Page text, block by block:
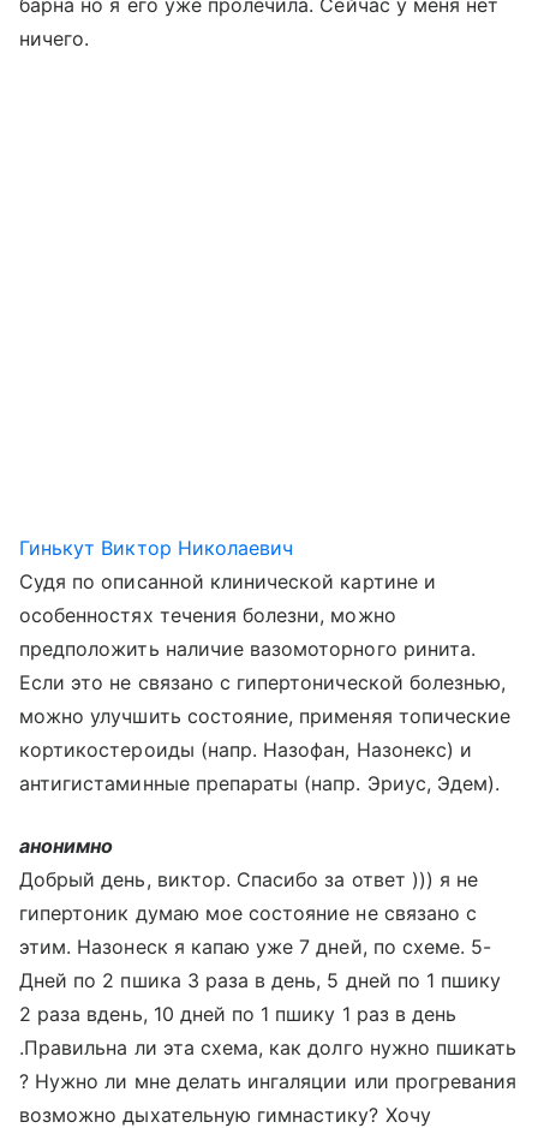
барна но я его уже пролечила. Сейчас у меня нет
ничего.
Гинькут Виктор Николаевич
Судя по описанной клинической картине и
особенностях течения болезни, можно
предположить наличие вазомоторного ринита.
Если это не связано с гипертонической болезнью,
можно улучшить состояние, применяя топические
кортикостероиды (напр. Назофан, Назонекс) и
антигистаминные препараты (напр. Эриус, Эдем).
анонимно
Добрый день, виктор. Спасибо за ответ ))) я не
гипертоник думаю мое состояние не связано с
этим. Назонеск я капаю уже 7 дней, по схеме. 5-
Дней по 2 пшика 3 раза в день, 5 дней по 1 пшику
2 раза вдень, 10 дней по 1 пшику 1 раз в день
.Правильна ли эта схема, как долго нужно пшикать
? Нужно ли мне делать ингаляции или прогревания
возможно дыхательную гимнастику? Хочу